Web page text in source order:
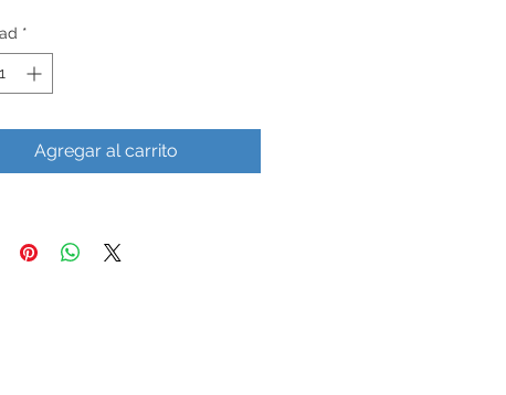
*
Agregar al carrito